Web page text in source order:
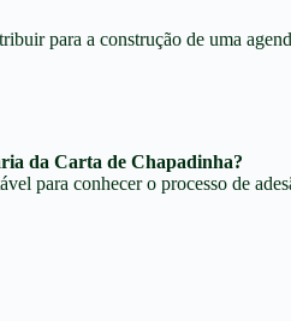
para a construção de uma
da Carta de Chapadinha?
para conhecer o processo de